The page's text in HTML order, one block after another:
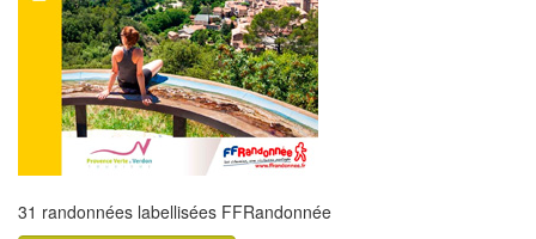
31 randonnées labellisées FFRandonnée